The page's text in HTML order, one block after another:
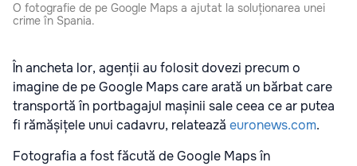
O fotografie de pe Google Maps a ajutat la soluționarea unei
crime în Spania.
În ancheta lor, agenții au folosit dovezi precum o
imagine de pe Google Maps care arată un bărbat care
transportă în portbagajul mașinii sale ceea ce ar putea
fi rămășițele unui cadavru, relatează euronews.com.
Fotografia a fost făcută de Google Maps în